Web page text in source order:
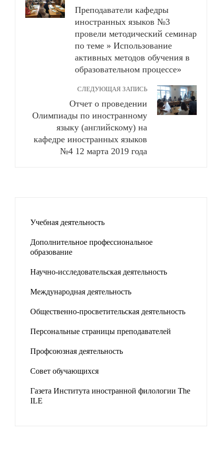
Преподаватели кафедры
иностранных языков №3
провели методический семинар
по теме » Использование
активных методов обучения в
образовательном процессе»
СЛЕДУЮЩАЯ ЗАПИСЬ
Отчет о проведении
Олимпиады по иностранному
языку (английскому) на
кафедре иностранных языков
№4 12 марта 2019 года
Учебная деятельность
Дополнительное профессиональное
образование
Научно-исследовательская деятельность
Международная деятельность
Общественно-просветительская деятельность
Персональные страницы преподавателей
Профсоюзная деятельность
Совет обучающихся
Газета Института иностранной филологии The
ILE